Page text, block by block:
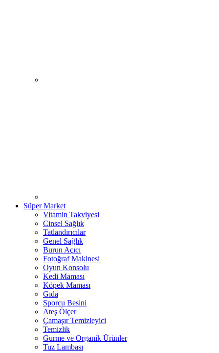
Süper Market
Vitamin Takviyesi
Cinsel Sağlık
Tatlandırıcılar
Genel Sağlık
Burun Açıcı
Fotoğraf Makinesi
Oyun Konsolu
Kedi Maması
Köpek Maması
Gıda
Sporcu Besini
Ateş Ölçer
Çamaşır Temizleyici
Temizlik
Gurme ve Organik Ürünler
Tuz Lambası